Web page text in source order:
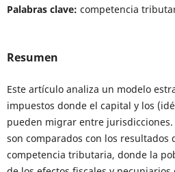
Palabras clave: competencia
Resumen
Este artículo analiza un modelo
impuestos donde el capital y los
pueden migrar entre
son comparados con los
competencia tributaria, donde la